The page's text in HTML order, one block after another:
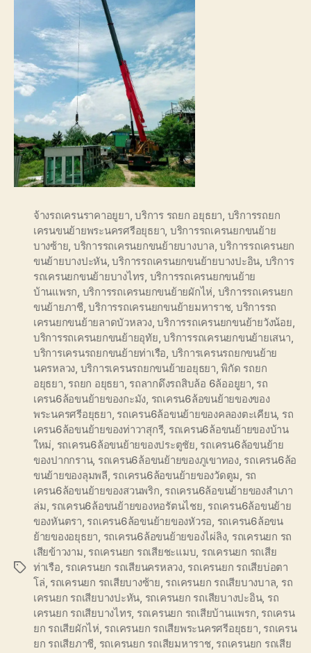
Tags
จ้างรถเครนราคาอยูยา ,บริการ รถยก อยุธยา บริการรถยก
เครนขนย้ายพระนครศรีอยุธยา บริการรถเครนยกขนย้าย
บางซ้าย บริการรถเครนยกขนย้ายบางบาล ,บริการรถเครนยก
ขนย้ายบางปะหัน,บริการรถเครนยกขนย้ายบางปะอิน บริการ
รถเครนยกขนย้ายบางไทร บริการรถเครนยกขนย้าย
บ้านแพรก บริการรถเครนยกขนย้ายผักไห่ บริการรถเครนยก
ขนย้ายภาชี,บริการรถเครนยกขนย้ายมหาราช, บริการรถ
เครนยกขนย้ายลาดบัวหลวง,บริการรถเครนยกขนย้ายวังน้อย
บริการรถเครนยกขนย้ายอุทัย ,บริการรถเครนยกขนย้ายเสนา
บริการเครนรถยกขนย้ายท่าเรือ บริการเครนรถยกขนย้าย
นครหลวง บริการเครนรถยกขนย้ายอยุธยา ,พิกัด รถยก
อยุธยา รถยก อยุธยา รถลากดึงรถสิบล้อ 6ล้ออยูยา รถ
เครน6ล้อขนย้ายของกะมัง รถเครน6ล้อขนย้ายของของ
พระนครศรีอยุธยา รถเครน6ล้อขนย้ายของคลองตะเคียน, รถ
เครน6ล้อขนย้ายของท่าวาสุกรี, รถเครน6ล้อขนย้ายของบ้าน
ใหม่ รถเครน6ล้อขนย้ายของประตูชัย รถเครน6ล้อขนย้าย
ของปากกราน, รถเครน6ล้อขนย้ายของภูเขาทอง, รถเครน6ล้อ
ขนย้ายของลุมพลี รถเครน6ล้อขนย้ายของวัดตูม รถ
เครน6ล้อขนย้ายของสวนพริก รถเครน6ล้อขนย้ายของสำเภา
ล่ม รถเครน6ล้อขนย้ายของหอรัตนไชย รถเครน6ล้อขนย้าย
ของหันตรา รถเครน6ล้อขนย้ายของหัวรอ รถเครน6ล้อขน
ย้ายของอยุธยา รถเครน6ล้อขนย้ายของไผ่ลิง, รถเครนยก รถ
เสียข้าวงาม รถเครนยก รถเสียชะแมบ รถเครนยก รถเสีย
ท่าเรือ รถเครนยก รถเสียนครหลวง, รถเครนยก รถเสียบ่อตา
โล่ รถเครนยก รถเสียบางซ้าย รถเครนยก รถเสียบางบาล รถ
เครนยก รถเสียบางปะหัน รถเครนยก รถเสียบางปะอิน, รถ
เครนยก รถเสียบางไทร, รถเครนยก รถเสียบ้านแพรก รถเครน
ยก รถเสียผักไห่ รถเครนยก รถเสียพระนครศรีอยุธยา รถเครน
ยก รถเสียภาชี รถเครนยก รถเสียมหาราช, รถเครนยก รถเสีย